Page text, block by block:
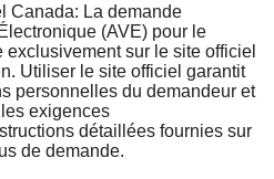
Canada: La demande
(AVE) pour le
sur le site officiel
Utiliser le site officiel garantit
personnelles du demandeur et
exigences
détaillées fournies sur
de demande.